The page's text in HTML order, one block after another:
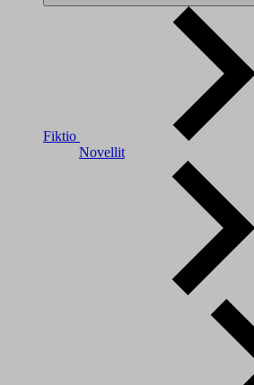
Fiktio
Novellit